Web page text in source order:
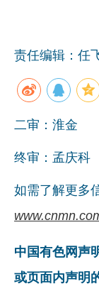
责任编辑：任
二审：淮金
终审：孟庆科
如需了解更多
中国有色网声
或页面内声明